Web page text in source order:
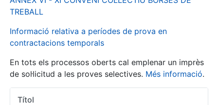
Mostra/Amaga
TREBALL
Informació relativa a períodes de prova en
contractacions temporals
En tots els processos oberts cal emplenar un imprès
de sol·licitud a les proves selectives. Més informació.
Títol